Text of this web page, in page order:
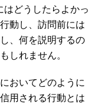
どうしたらよかっ
動し、訪問前には
、何を説明するの
しれません。
おいてどのように
用される行動とは